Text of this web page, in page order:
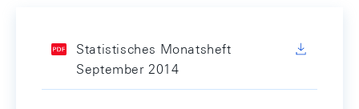
Statistisches Monatsheft
September 2014